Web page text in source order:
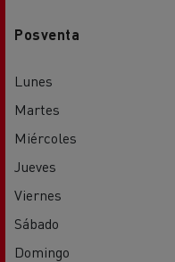
Posventa
Lunes
Martes
Miércoles
Jueves
Viernes
Sábado
Domingo